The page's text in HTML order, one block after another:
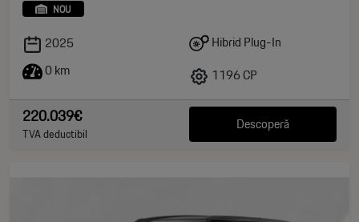
NOU
2025
0 km
Hibrid Plug-In
1196 CP
220.039€
TVA deductibil Descoperă